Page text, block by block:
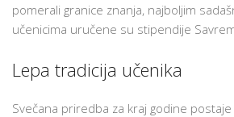
pomerali granice znanja, najboljim
učenicima uručene su stipendije
Lepa tradicija učenika
Svečana priredba za kraj godine postaje